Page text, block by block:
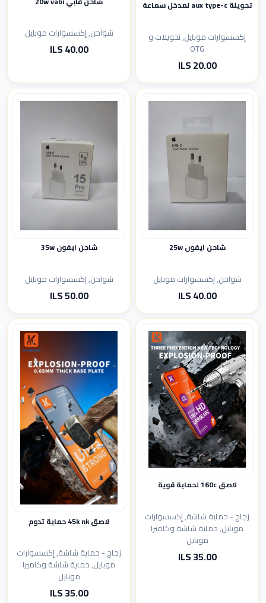
تحويلة aux type-c لمدخل سماعة
إكسسوارات موبايل, نحويلات و
OTG
20.00 ILS
شواحن, إكسسوارات موبايل
40.00 ILS
شاحن ايفون 25w
شواحن, إكسسوارات موبايل
40.00 ILS
شاحن ايفون 35w
شواحن, إكسسوارات موبايل
50.00 ILS
لاصق 160c لحماية قوية
زجاج - حماية شاشة, إكسسوارات
موبايل, حماية شاشة وكاميرا
موبايل
35.00 ILS
لاصق 45k nk حماية تدوم
زجاج - حماية شاشة, إكسسوارات
موبايل, حماية شاشة وكاميرا
موبايل
35.00 ILS